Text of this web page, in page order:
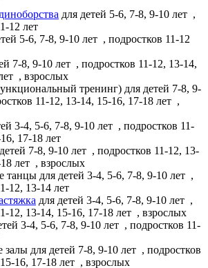
для детей 5-6, 7-8, 9-10 лет ,
12 лет
5-6, 7-8, 9-10 лет , подростков 11-12
7-8, 9-10 лет , подростков 11-12, 13-14,
, взрослых
тренинг) для детей 7-8, 9-
11-12, 13-14, 15-16, 17-18 лет ,
3-4, 5-6, 7-8, 9-10 лет , подростков 11-
17-18 лет
7-8, 9-10 лет , подростков 11-12, 13-
лет , взрослых
танцы для детей 3-4, 5-6, 7-8, 9-10 лет ,
12, 13-14 лет
для детей 3-4, 5-6, 7-8, 9-10 лет ,
12, 13-14, 15-16, 17-18 лет , взрослых
3-4, 5-6, 7-8, 9-10 лет , подростков 11-
залы для детей 7-8, 9-10 лет , подростков
16, 17-18 лет , взрослых